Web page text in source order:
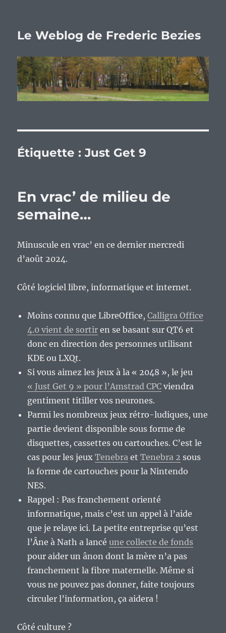
Le Weblog de Frederic Bezies
Étiquette :Just Get 9
En vrac’ de milieu de
semaine…
Minuscule en vrac’ en ce dernier mercredi
d’août 2024.
Côté logiciel libre, informatique et internet.
Moins connu que LibreOffice,Calligra Office
4.0 vient de sortir en se basant sur QT6 et
donc en direction des personnes utilisant
KDE ou LXQt.
Si vous aimez les jeux à la « 2048 », le jeu
« Just Get 9 » pour l’Amstrad CPC viendra
gentiment titiller vos neurones.
Parmi les nombreux jeux rétro-ludiques, une
partie devient disponible sous forme de
disquettes, cassettes ou cartouches. C’est le
cas pour les jeuxTenebra etTenebra 2 sous
la forme de cartouches pour la Nintendo
NES.
Rappel : Pas franchement orienté
informatique, mais c’est un appel à l’aide
que je relaye ici. La petite entreprise qu’est
l’Âne à Nath a lancéune collecte de fonds
pour aider un ânon dont la mère n’a pas
franchement la fibre maternelle. Même si
vous ne pouvez pas donner, faite toujours
circuler l’information, ça aidera !
Côté culture ?